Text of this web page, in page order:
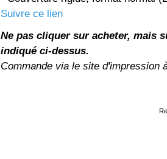
Suivre ce lien
Ne pas cliquer sur acheter, mais
indiqué ci-dessus.
Commande via le site d'impression